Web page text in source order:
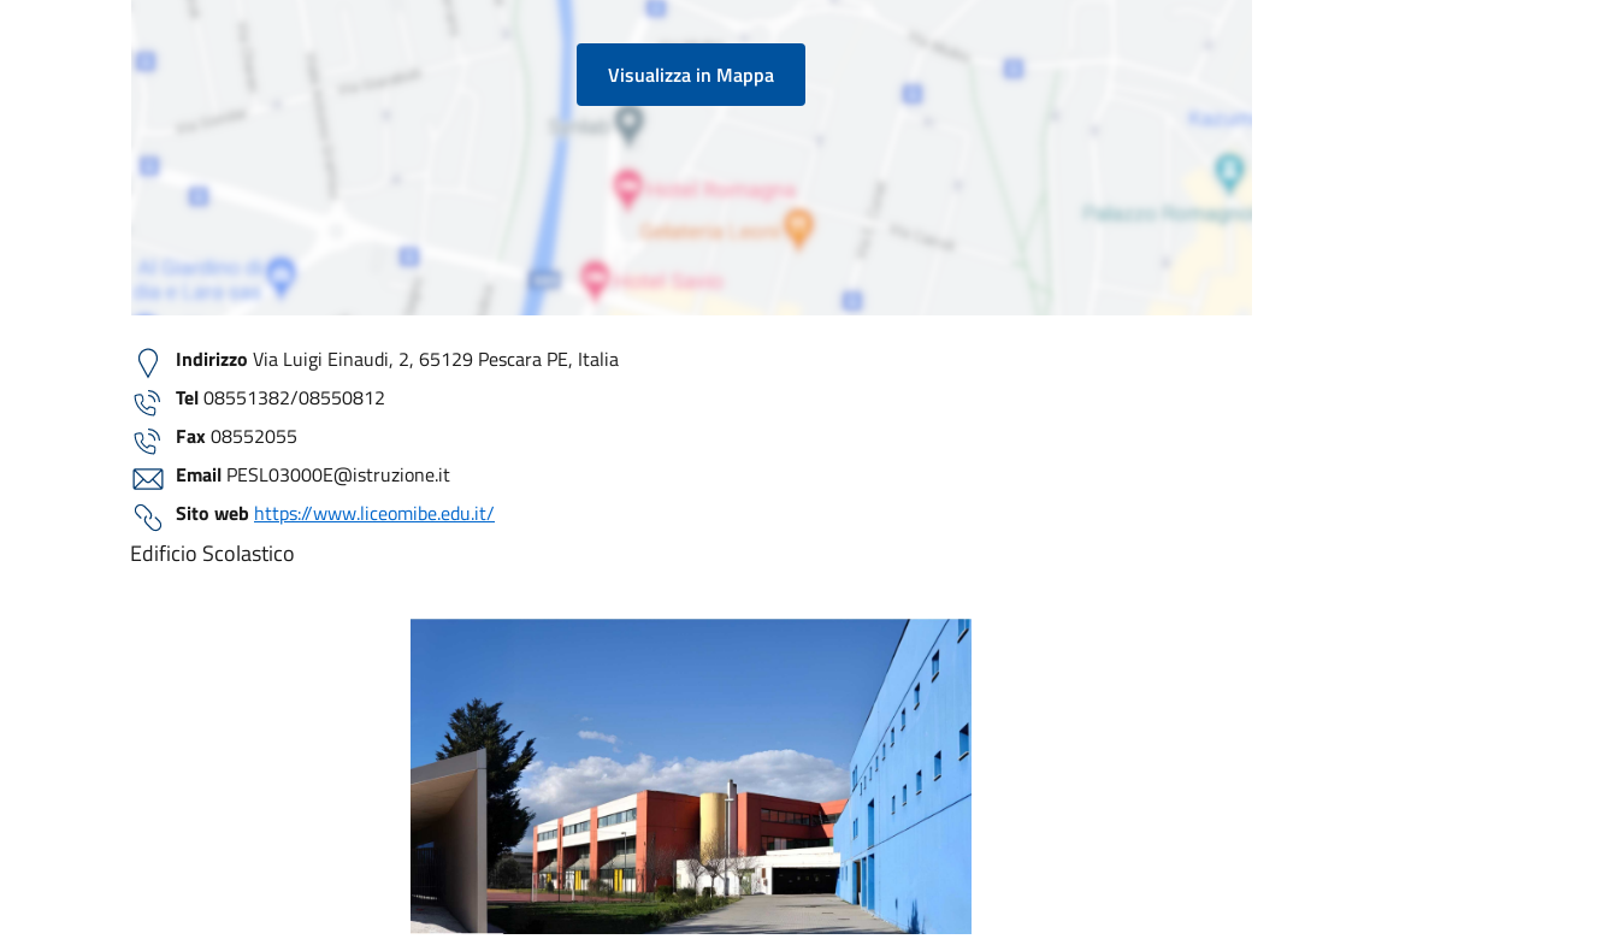
Visualizza in Mappa
Indirizzo Via Luigi Einaudi, 2, 65129 Pescara PE, Italia
Tel08551382/08550812
Fax08552055
Email PESL03000E@istruzione.it
Sito web https://www.liceomibe.edu.it/
Edificio Scolastico